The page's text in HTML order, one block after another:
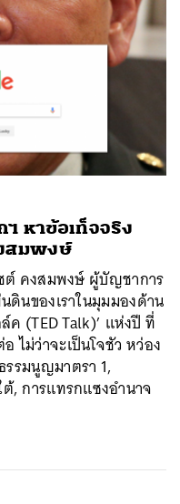
หาข้อเท็จจริง
สมพงษ์
ต์ คงสมพงษ์ ผู้บัญชาการ
นของเราในมุมมองด้าน
ค (TED Talk)’ แห่งปี ที่
ไม่ว่าจะเป็นโจชัว หว่อง
รรมนูญมาตรา 1,
, การแทรกแซงอำนาจ